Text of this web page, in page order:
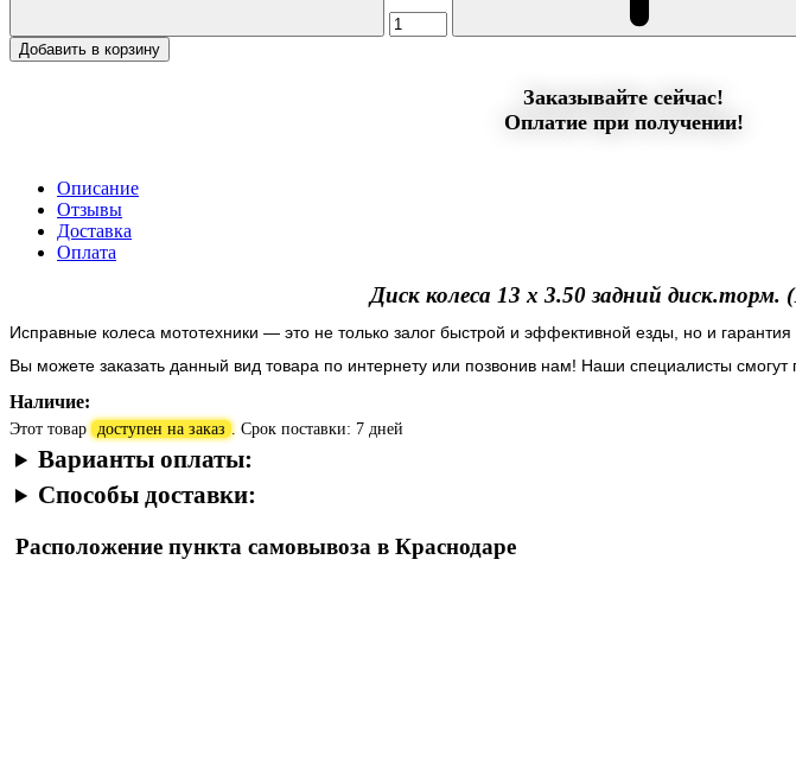
Добавить в корзину
Заказывайте сейчас!
Оплатие при получении!
Описание
Отзывы
Доставка
Оплата
Диск колеса 13 x 3.50 задний диск.торм.
Исправные колеса мототехники — это не только залог быстрой и эффективной езды, но и
Вы можете заказать данный вид товара по интернету или позвонив нам! Наши специалисты
Наличие:
Этот товар доступен на заказ . Срок поставки: 7 дней
Варианты оплаты:
Способы доставки:
Расположение пункта самовывоза в Краснодаре